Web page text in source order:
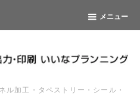
メニュー
ル加工・タペストリー・シール・